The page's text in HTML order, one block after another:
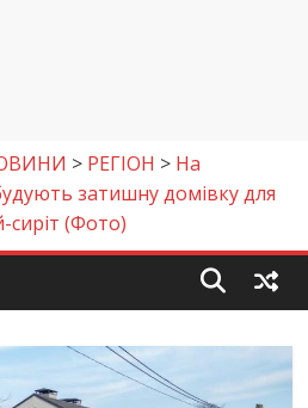
> РЕГІОН > На
затишну домівку для
сиріт (Фото)